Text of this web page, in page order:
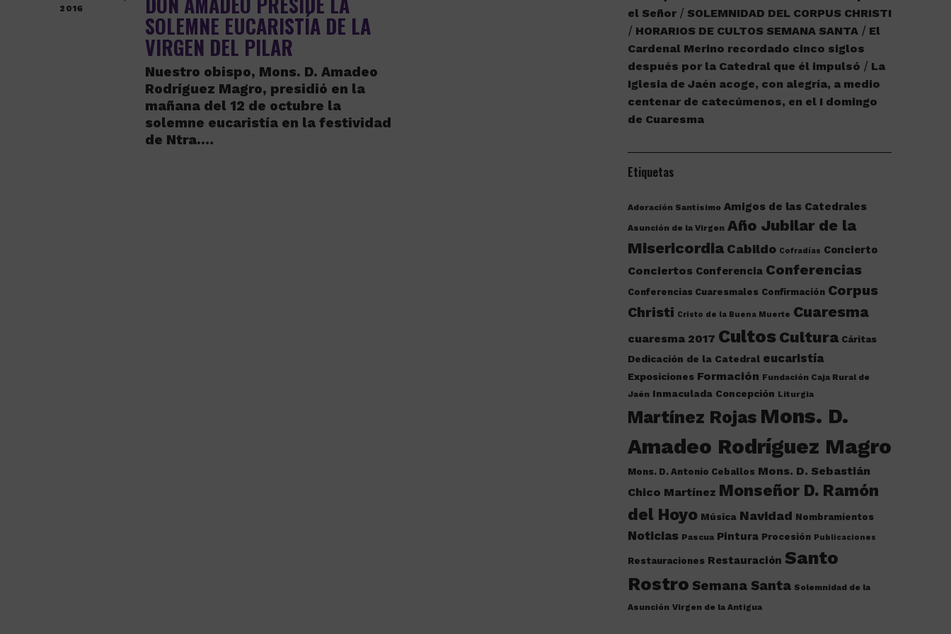
2016
SOLEMNE EUCARISTÍA DE LA
VIRGEN DEL PILAR
Nuestro obispo, Mons. D. Amadeo
Rodríguez Magro, presidió en la
mañana del 12 de octubre la
solemne eucaristía en la festividad
de Ntra.…
el Señor
SOLEMNIDAD DEL CORPUS CHRISTI
HORARIOS DE CULTOS SEMANA SANTA
El
Cardenal Merino recordado cinco siglos
después por la Catedral que él impulsó
La
Iglesia de Jaén acoge, con alegría, a medio
centenar de catecúmenos, en el I domingo
de Cuaresma
Etiquetas
Adoración Santísimo Amigos de las Catedrales
Asunción de la Virgen Año Jubilar de la
Misericordia Cabildo Cofradías Concierto
Conciertos Conferencia Conferencias
Conferencias Cuaresmales Confirmación Corpus
Christi Cristo de la Buena Muerte Cuaresma
cuaresma 2017 Cultos Cultura Cáritas
Dedicación de la Catedral eucaristía
Exposiciones Formación Fundación Caja Rural de
Jaén Inmaculada Concepción Liturgia
Martínez Rojas Mons. D.
Amadeo Rodríguez Magro
Mons. D. Antonio Ceballos Mons. D. Sebastián
Chico Martínez Monseñor D. Ramón
del Hoyo Música Navidad Nombramientos
Noticias Pascua Pintura Procesión Publicaciones
Restauraciones Restauración Santo
Rostro Semana Santa Solemnidad de la
Asunción Virgen de la Antigua